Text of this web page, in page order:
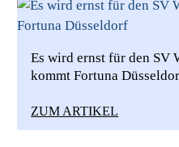
Es wird ernst für den SV
kommt Fortuna
ZUM ARTIKEL